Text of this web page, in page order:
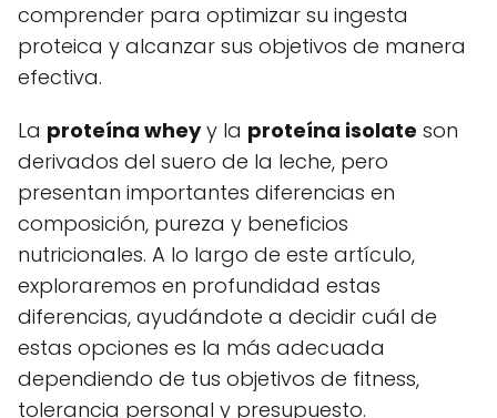
comprender para optimizar su ingesta
proteica y alcanzar sus objetivos de manera
efectiva.
La proteína wheyy la proteína isolate son
derivados del suero de la leche, pero
presentan importantes diferencias en
composición, pureza y beneficios
nutricionales. A lo largo de este artículo,
exploraremos en profundidad estas
diferencias, ayudándote a decidir cuál de
estas opciones es la más adecuada
dependiendo de tus objetivos de fitness,
tolerancia personal y presupuesto.